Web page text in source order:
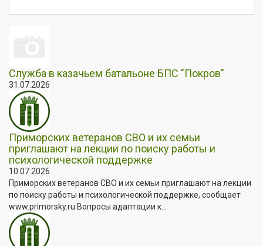
Служба в казачьем батальоне БПС "Покров"
31.07.2026
Приморских ветеранов СВО и их семьи
приглашают на лекции по поиску работы и
психологической поддержке
10.07.2026
Приморских ветеранов СВО и их семьи приглашают на лекции
по поиску работы и психологической поддержке, сообщает
www.primorsky.ru Вопросы адаптации к...